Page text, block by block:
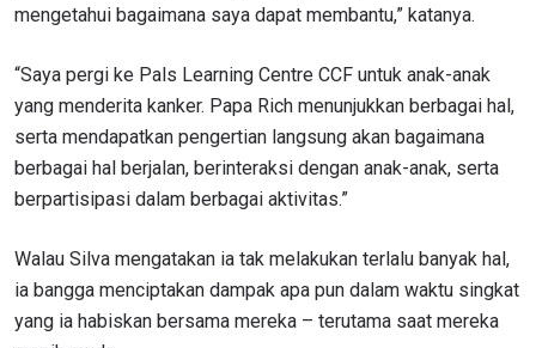
mengetahui bagaimana saya dapat membantu,” katanya.
“Saya pergi ke Pals Learning Centre CCF untuk anak-anak
yang menderita kanker. Papa Rich menunjukkan berbagai hal,
serta mendapatkan pengertian langsung akan bagaimana
berbagai hal berjalan, berinteraksi dengan anak-anak, serta
berpartisipasi dalam berbagai aktivitas.”
Walau Silva mengatakan ia tak melakukan terlalu banyak hal,
ia bangga menciptakan dampak apa pun dalam waktu singkat
yang ia habiskan bersama mereka – terutama saat mereka